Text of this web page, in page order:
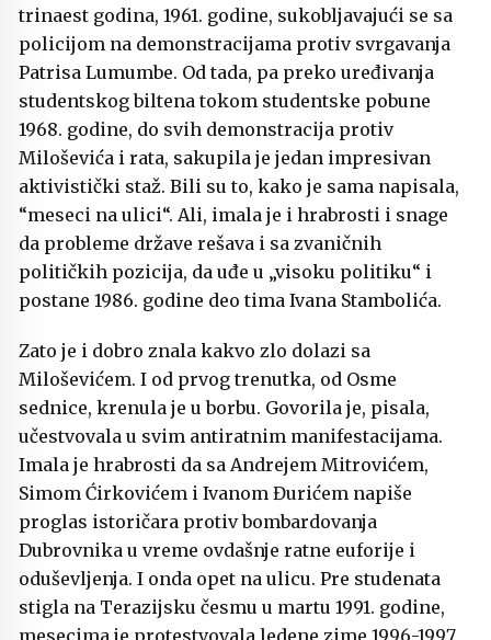
trinaest godina, 1961. godine, sukobljavajući se sa
policijom na demonstracijama protiv svrgavanja
Patrisa Lumumbe. Od tada, pa preko uređivanja
studentskog biltena tokom studentske pobune
1968. godine, do svih demonstracija protiv
Miloševića i rata, sakupila je jedan impresivan
aktivistički staž. Bili su to, kako je sama napisala,
“meseci na ulici“. Ali, imala je i hrabrosti i snage
da probleme države rešava i sa zvaničnih
političkih pozicija, da uđe u „visoku politiku“ i
postane 1986. godine deo tima Ivana Stambolića.
Zato je i dobro znala kakvo zlo dolazi sa
Miloševićem. I od prvog trenutka, od Osme
sednice, krenula je u borbu. Govorila je, pisala,
učestvovala u svim antiratnim manifestacijama.
Imala je hrabrosti da sa Andrejem Mitrovićem,
Simom Ćirkovićem i Ivanom Đurićem napiše
proglas istoričara protiv bombardovanja
Dubrovnika u vreme ovdašnje ratne euforije i
oduševljenja. I onda opet na ulicu. Pre studenata
stigla na Terazijsku česmu u martu 1991. godine,